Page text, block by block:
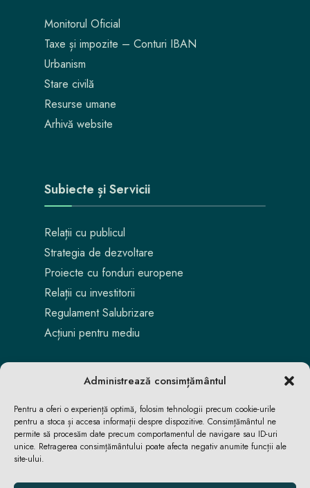
Administrează consimțământul
Pentru a oferi o experiență optimă, folosim tehnologii precum cookie-urile
pentru a stoca și accesa informații despre dispozitive. Consimțământul ne
permite să procesăm date precum comportamentul de navigare sau ID-uri
unice. Retragerea consimțământului poate afecta negativ anumite funcții ale
site-ului.
Monitorul Oficial
Taxe și impozite – Conturi IBAN
Urbanism
Stare civilă
Resurse umane
Arhivă website
Subiecte și Servicii
Relații cu publicul
Strategia de dezvoltare
Proiecte cu fonduri europene
Relații cu investitorii
Regulament Salubrizare
Acțiuni pentru mediu